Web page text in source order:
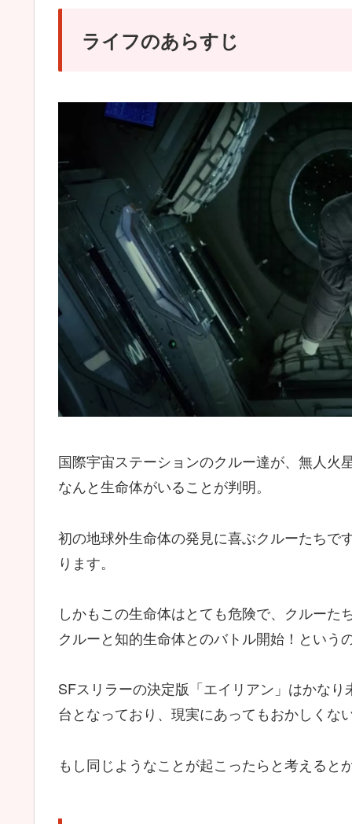
ライフのあらすじ
国際宇宙ステーションのクルー達が、無人火
なんと生命体がいることが判明。
初の地球外生命体の発見に喜ぶクルーたちで
ります。
しかもこの生命体はとても危険で、クルー
クルーと知的生命体とのバトル開始！という
SFスリラーの決定版「エイリアン」はかな
台となっており、現実にあってもおかしくな
もし同じようなことが起こったらと考えると